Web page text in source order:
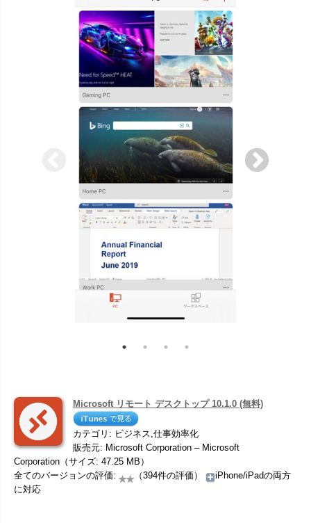
Microsoft リモート デスクトップ 10.1.0 (無料)
カテゴリ: ビジネス,仕事効率化
販売元: Microsoft Corporation – Microsoft
Corporation（サイズ: 47.25 MB）
全てのバージョンの評価:
（394件の評価）
iPhone/iPadの両方
に対応